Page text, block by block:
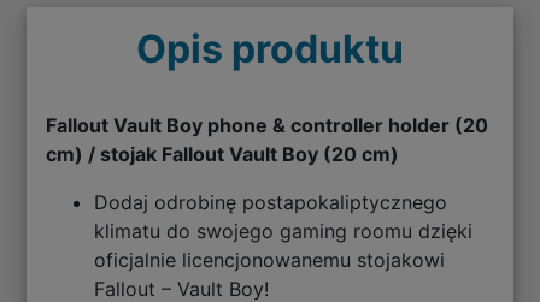
Opis produktu
Fallout Vault Boy phone & controller holder (20
cm) / stojak Fallout Vault Boy (20 cm)
Dodaj odrobinę postapokaliptycznego
klimatu do swojego gaming roomu dzięki
oficjalnie licencjonowanemu stojakowi
Fallout – Vault Boy!